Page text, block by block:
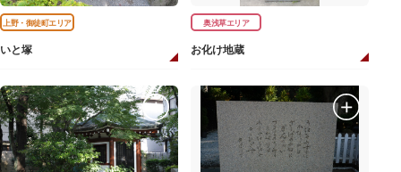
上野・御徒町エリア
いと塚
奥浅草エリア
お化け地蔵